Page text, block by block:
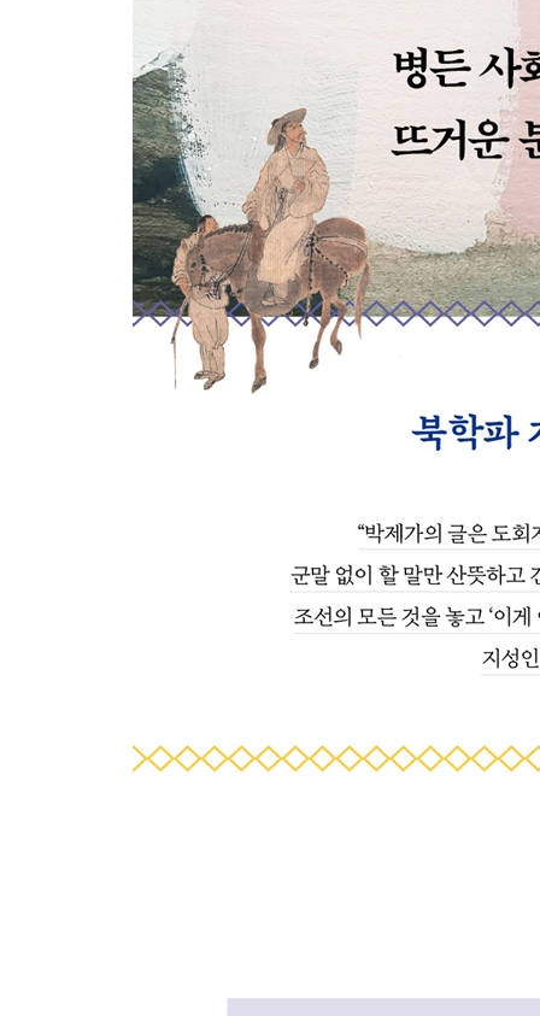
석파 김용행에게
장임에게 부친다
사위 윤겸진에게 답하는 편지
갱당 이조원에게
추루 반정균에게
내한 서유구에게 보내다
이길대를 만나 보려는 이조참의 정지검에게
3부 붓과 벼루를 버려두고 어디를 갔는가 ― 제문
외사촌 누이 제문
둘째 딸의 제문
절도사이셨던 장인 이관상의 행장
4부 하늘과 땅 사이의 모든 것이 시 ― 예술론과 문
인보(印譜)를 읽는 법